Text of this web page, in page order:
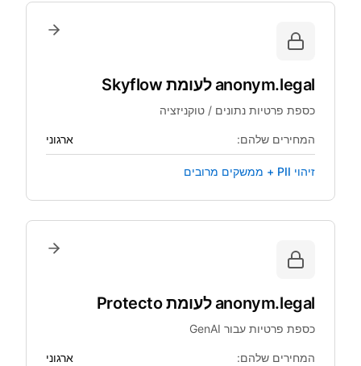
anonym.legal לעומתSkyflow
כספת פרטיות נתונים / טוקניזציה
המחירים שלהם: ארגוני
זיהוי PII + ממשקים מרובים
anonym.legal לעומתProtecto
כספת פרטיות עבור GenAI
המחירים שלהם: ארגוני